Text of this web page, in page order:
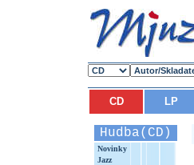
CD LP
Hudba(CD)
Novinky
Jazz